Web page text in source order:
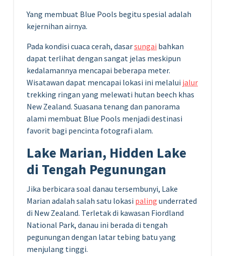
Yang membuat Blue Pools begitu spesial adalah
kejernihan airnya.
Pada kondisi cuaca cerah, dasarsungai bahkan
dapat terlihat dengan sangat jelas meskipun
kedalamannya mencapai beberapa meter.
Wisatawan dapat mencapai lokasi ini melalui jalur
trekking ringan yang melewati hutan beech khas
New Zealand. Suasana tenang dan panorama
alami membuat Blue Pools menjadi destinasi
favorit bagi pencinta fotografi alam.
Lake Marian, Hidden Lake
di Tengah Pegunungan
Jika berbicara soal danau tersembunyi, Lake
Marian adalah salah satu lokasi paling underrated
di New Zealand. Terletak di kawasan Fiordland
National Park, danau ini berada di tengah
pegunungan dengan latar tebing batu yang
menjulang tinggi.